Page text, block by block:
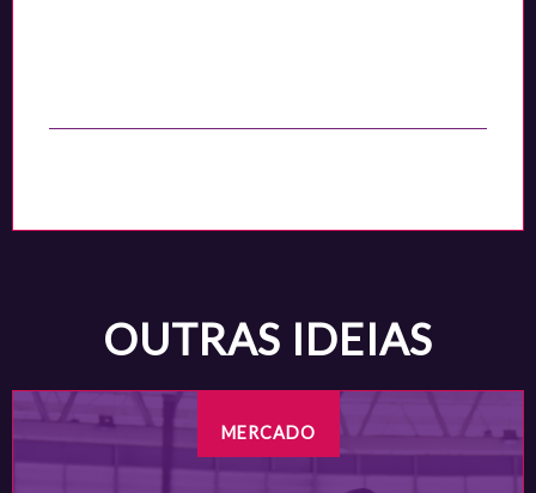
OUTRAS IDEIAS
MERCADO